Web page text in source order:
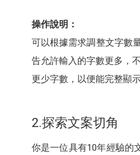
操作說明：
可以根據需求調整文字數
告允許輸入的字數更多，
更少字數，以便能完整顯示
2.探索文案切角
你是一位具有10年經驗的